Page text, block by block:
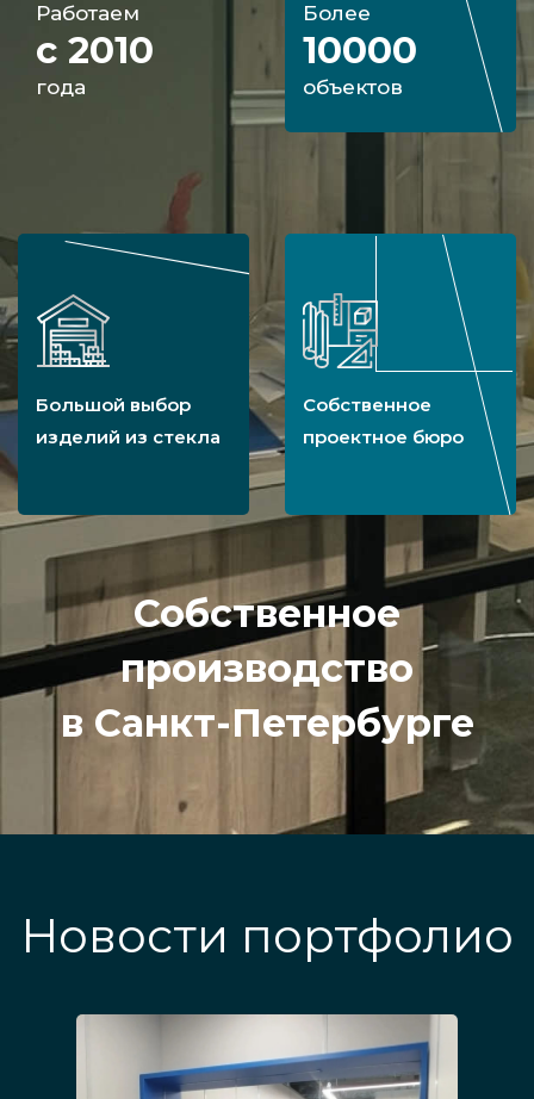
Работаем
с 2010
года
Более
10000
объектов
Большой выбор
изделий из стекла
Собственное
проектное бюро
Собственное
производство
в Санкт-Петербурге
Новости портфолио